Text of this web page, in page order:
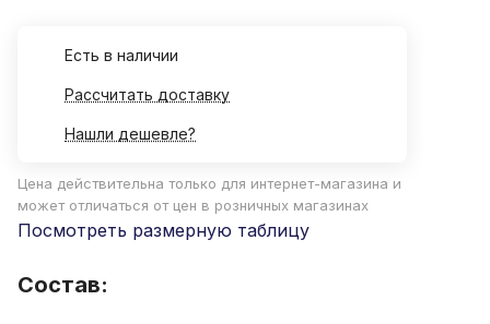
Есть в наличии
Рассчитать доставку
Нашли дешевле?
Цена действительна только для интернет-магазина и
может отличаться от цен в розничных магазинах
Посмотреть размерную таблицу
Состав: